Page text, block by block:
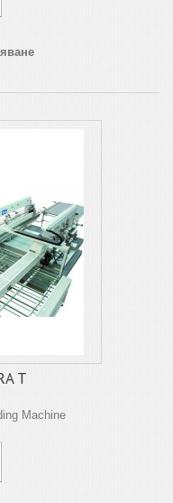
T
Machine